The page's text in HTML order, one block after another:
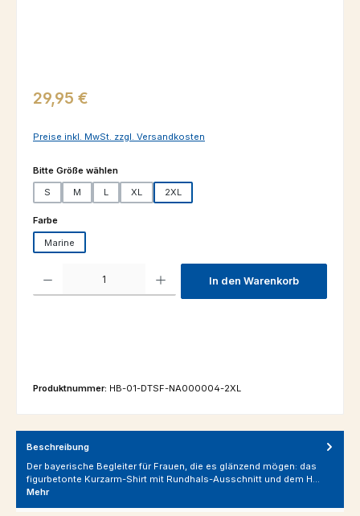
Regulärer Preis:
29,95 €
Preise inkl. MwSt. zzgl. Versandkosten
Bitte Größe wählenauswählen
S M L XL 2XL
Farbeauswählen
Marine
In den Warenkorb
Produktnummer: HB-01-DTSF-NA000004-2XL
Beschreibung
Der bayerische Begleiter für Frauen, die es glänzend mögen: das
figurbetonte Kurzarm-Shirt mit Rundhals-Ausschnitt und dem H…
Mehr